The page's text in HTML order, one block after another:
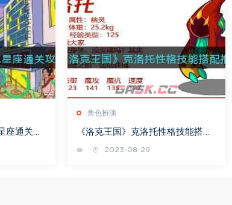
座通关攻
角色扮演
《洛克王国》克洛托性格技能搭配
2023-08-29